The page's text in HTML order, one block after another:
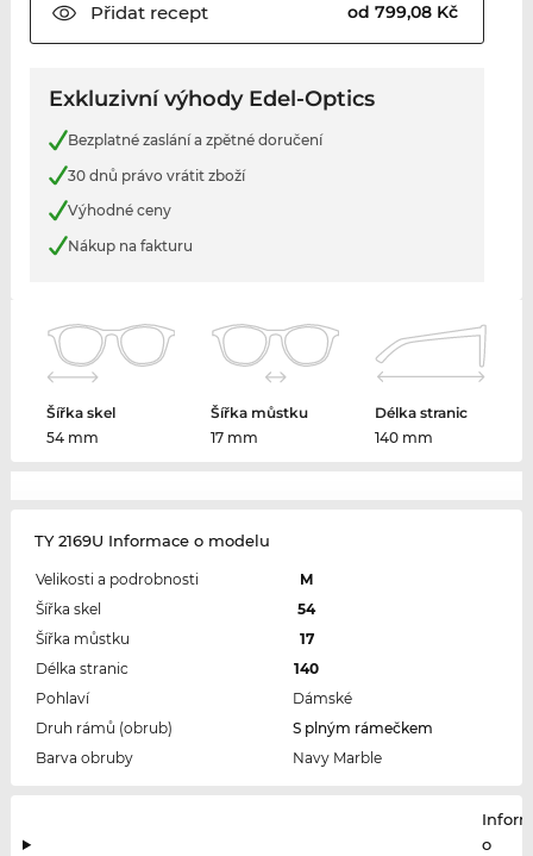
Přidatrecept od 799,08 Kč
Exkluzivní výhody Edel-Optics
Bezplatné zaslání a zpětné doručení
30 dnů právo vrátit zboží
Výhodné ceny
Nákup na fakturu
Šířka skel
54 mm
Šířka můstku
17 mm
Délka stranic
140 mm
TY 2169U Informace o modelu
Velikosti a podrobnosti
M
Šířka skel
54
Šířka můstku
17
Délka stranic
140
Pohlaví
Dámské
Druh rámů (obrub)
S plným rámečkem
Barva obruby
Navy Marble
o